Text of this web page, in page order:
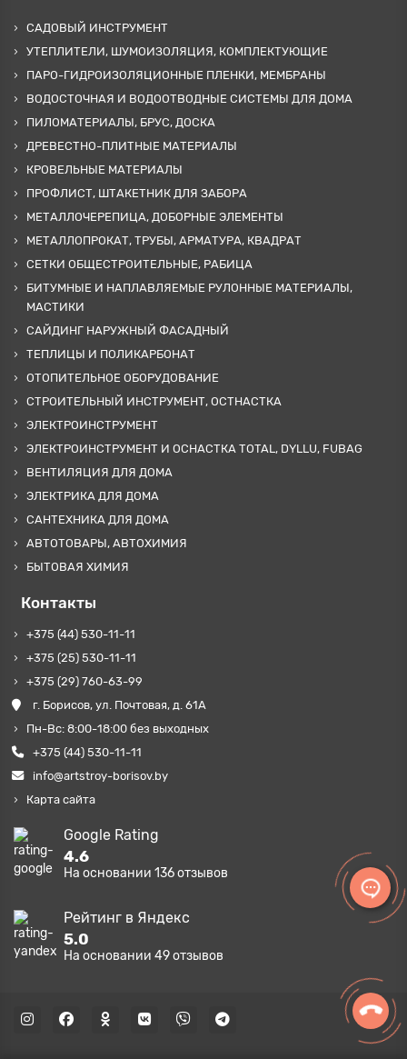
САДОВЫЙ ИНСТРУМЕНТ
УТЕПЛИТЕЛИ, ШУМОИЗОЛЯЦИЯ, КОМПЛЕКТУЮЩИЕ
ПАРО-ГИДРОИЗОЛЯЦИОННЫЕ ПЛЕНКИ, МЕМБРАНЫ
ВОДОСТОЧНАЯ И ВОДООТВОДНЫЕ СИСТЕМЫ ДЛЯ ДОМА
ПИЛОМАТЕРИАЛЫ, БРУС, ДОСКА
ДРЕВЕСТНО-ПЛИТНЫЕ МАТЕРИАЛЫ
КРОВЕЛЬНЫЕ МАТЕРИАЛЫ
ПРОФЛИСТ, ШТАКЕТНИК ДЛЯ ЗАБОРА
МЕТАЛЛОЧЕРЕПИЦА, ДОБОРНЫЕ ЭЛЕМЕНТЫ
МЕТАЛЛОПРОКАТ, ТРУБЫ, АРМАТУРА, КВАДРАТ
СЕТКИ ОБЩЕСТРОИТЕЛЬНЫЕ, РАБИЦА
БИТУМНЫЕ И НАПЛАВЛЯЕМЫЕ РУЛОННЫЕ МАТЕРИАЛЫ,
МАСТИКИ
САЙДИНГ НАРУЖНЫЙ ФАСАДНЫЙ
ТЕПЛИЦЫ И ПОЛИКАРБОНАТ
ОТОПИТЕЛЬНОЕ ОБОРУДОВАНИЕ
СТРОИТЕЛЬНЫЙ ИНСТРУМЕНТ, ОСТНАСТКА
ЭЛЕКТРОИНСТРУМЕНТ
ЭЛЕКТРОИНСТРУМЕНТ И ОСНАСТКА TOTAL, DYLLU, FUBAG
ВЕНТИЛЯЦИЯ ДЛЯ ДОМА
ЭЛЕКТРИКА ДЛЯ ДОМА
САНТЕХНИКА ДЛЯ ДОМА
АВТОТОВАРЫ, АВТОХИМИЯ
БЫТОВАЯ ХИМИЯ
Контакты
+375 (44) 530-11-11
+375 (25) 530-11-11
+375 (29) 760-63-99
г. Борисов, ул. Почтовая, д. 61А
Пн-Вс: 8:00-18:00 без выходных
+375 (44) 530-11-11
info@artstroy-borisov.by
Карта сайта
Google Rating
4.6
На основании 136отзывов
Рейтинг в Яндекс
5.0
На основании 49отзывов